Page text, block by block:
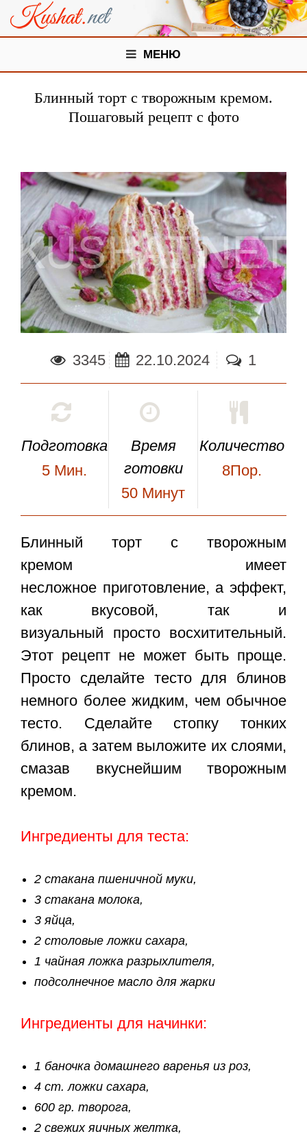
МЕНЮ
Блинный торт с творожным кремом.
Пошаговый рецепт с фото
3345 22.10.2024 1
Подготовка
5 Мин.
Время
готовки
50 Минут
Количество
8Пор.
Блинный торт с творожным
кремом имеет
несложное приготовление, а эффект,
как вкусовой, так и
визуальный просто восхитительный.
Этот рецепт не может быть проще.
Просто сделайте тесто для блинов
немного более жидким, чем обычное
тесто. Сделайте стопку тонких
блинов, а затем выложите их слоями,
смазав вкуснейшим творожным
кремом.
Ингредиенты для теста:
2 стакана пшеничной муки,
3 стакана молока,
3 яйца,
2 столовые ложки сахара,
1 чайная ложка разрыхлителя,
подсолнечное масло для жарки
Ингредиенты для начинки:
1 баночка домашнего варенья из роз,
4 ст. ложки сахара,
600 гр. творога,
2 свежих яичных желтка,